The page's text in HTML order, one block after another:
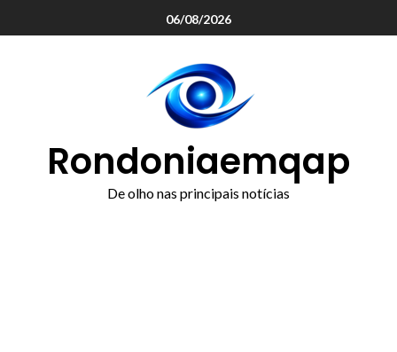
06/08/2026
Rondoniaemqap
De olho nas principais notícias